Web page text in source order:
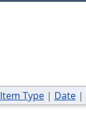
Item Type| Date|